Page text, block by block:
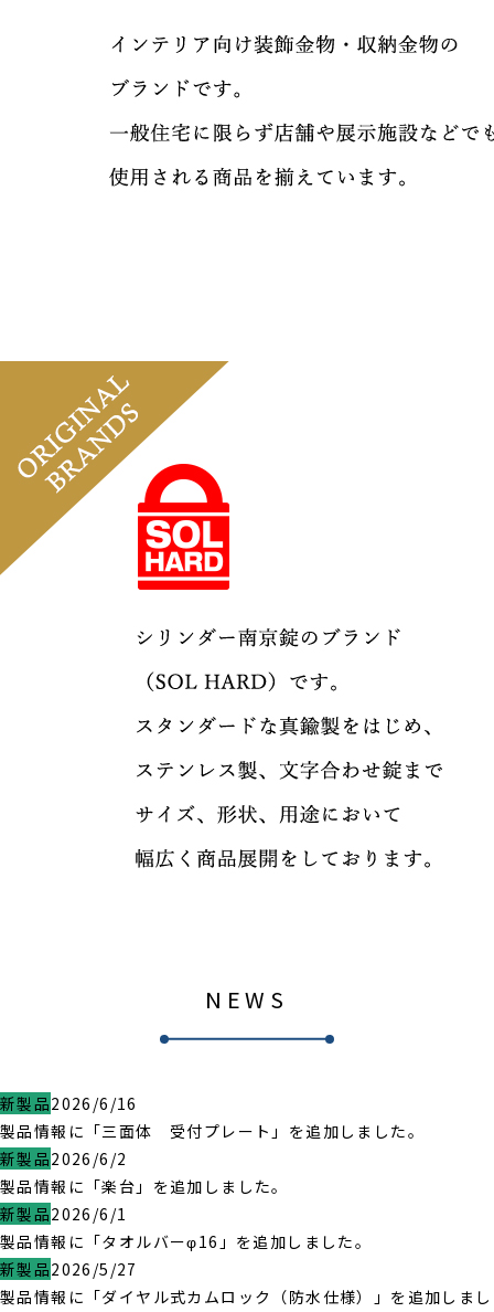
NEWS
新製品2026/6/16
製品情報に「三面体 受付プレート」を追加しました。
新製品2026/6/2
製品情報に「楽台」を追加しました。
新製品2026/6/1
製品情報に「タオルバーφ16」を追加しました。
新製品2026/5/27
製品情報に「ダイヤル式カムロック（防水仕様）」を追加しまし